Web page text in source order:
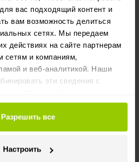
вас подходящий контент и
вам возможность делиться
сетях. Мы передаем
действиях на сайте партнерам
сетям и компаниям,
и веб-аналитикой. Наши
эти сведения с
получили при использовании
Разрешить все
Настроить
DMS и ADAS
– вот как это
Mapon уже готовы к работе
DMS достаточно
поддерживают и ADAS, и
отдельных камер-
в автопарке стоят старые